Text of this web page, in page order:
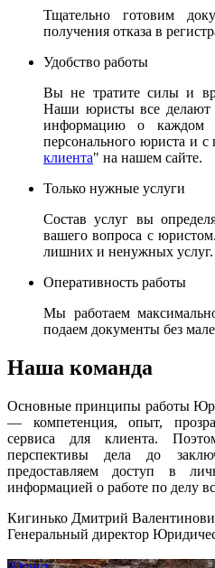
Тщательно готовим
получения отказа в
Удобство работы
Вы не тратите силы и
Наши юристы все делают
информацию о
персонального юриста и
клиента" на нашем сайте.
Только нужные услуги
Состав услуг вы
вашего вопроса с
лишних и ненужных услуг.
Оперативность работы
Мы работаем
подаем документы без
Наша команда
Основные принципы работы
— компетенция, опыт,
сервиса для клиента.
перспективы дела до
предоставляем доступ в
информацией о работе по делу
Кигинько Дмитрий
Генеральный директор